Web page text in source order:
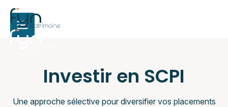
Investir en SCPI
Une approche sélective pour diversifier vos placements